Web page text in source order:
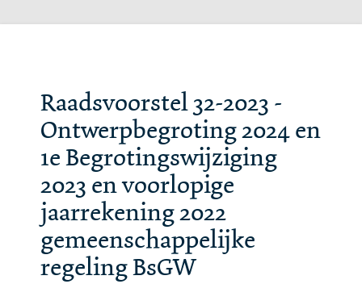
Raadsvoorstel 32-2023 -
Ontwerpbegroting 2024 en
1e Begrotingswijziging
2023 en voorlopige
jaarrekening 2022
gemeenschappelijke
regeling BsGW